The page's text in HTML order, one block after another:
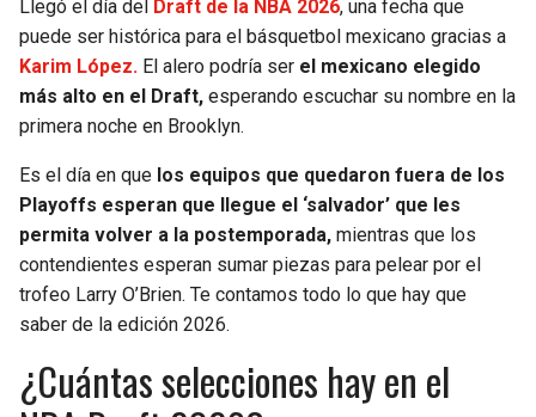
49ERS
SEAHAWKS
BEARS
VIKINGS
FALCONS
GRIZZLIES
PELICANS
SPURS
THUNDER
TRAIL BLAZERS
Llegó el día del Draft de la NBA 2026, una fecha que
puede ser histórica para el básquetbol mexicano gracias a
Karim López. El alero podría ser el mexicano elegido
más alto en el Draft, esperando escuchar su nombre en la
primera noche en Brooklyn.
Es el día en que los equipos que quedaron fuera de los
Playoffs esperan que llegue el ‘salvador’ que les
permita volver a la postemporada, mientras que los
contendientes esperan sumar piezas para pelear por el
trofeo Larry O’Brien. Te contamos todo lo que hay que
saber de la edición 2026.
¿Cuántas selecciones hay en el